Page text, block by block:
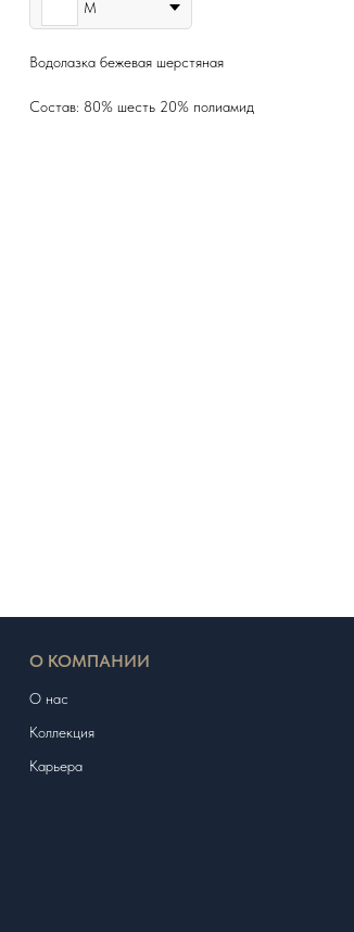
M
Водолазка бежевая шерстяная
Состав: 80% шесть 20% полиамид
О КОМПАНИИ
О нас
Коллекция
Карьера